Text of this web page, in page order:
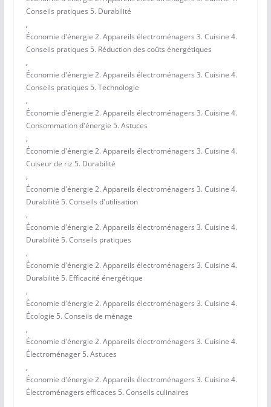
Conseils pratiques 5. Durabilité
,
Économie d'énergie 2. Appareils électroménagers 3. Cuisine 4.
Conseils pratiques 5. Réduction des coûts énergétiques
,
Économie d'énergie 2. Appareils électroménagers 3. Cuisine 4.
Conseils pratiques 5. Technologie
,
Économie d'énergie 2. Appareils électroménagers 3. Cuisine 4.
Consommation d'énergie 5. Astuces
,
Économie d'énergie 2. Appareils électroménagers 3. Cuisine 4.
Cuiseur de riz 5. Durabilité
,
Économie d'énergie 2. Appareils électroménagers 3. Cuisine 4.
Durabilité 5. Conseils d'utilisation
,
Économie d'énergie 2. Appareils électroménagers 3. Cuisine 4.
Durabilité 5. Conseils pratiques
,
Économie d'énergie 2. Appareils électroménagers 3. Cuisine 4.
Durabilité 5. Efficacité énergétique
,
Économie d'énergie 2. Appareils électroménagers 3. Cuisine 4.
Écologie 5. Conseils de ménage
,
Économie d'énergie 2. Appareils électroménagers 3. Cuisine 4.
Électroménager 5. Astuces
,
Économie d'énergie 2. Appareils électroménagers 3. Cuisine 4.
Électroménagers efficaces 5. Conseils culinaires
,